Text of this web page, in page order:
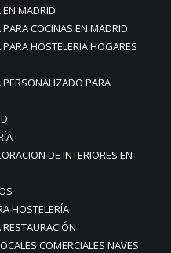
MADRID
COCINAS EN MADRID
HOSTELERIA HOGARES
PARA
DE INTERIORES EN
HOSTELERÍA
COMERCIALES NAVES